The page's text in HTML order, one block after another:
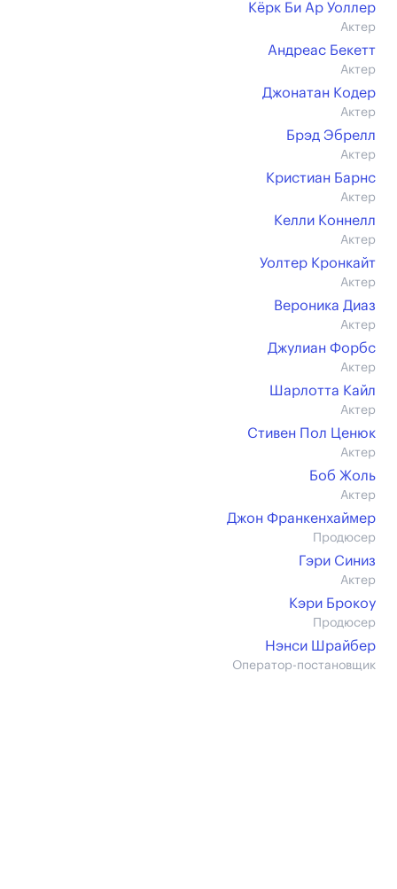
Кёрк Би Ар Уоллер
Актер
Андреас Бекетт
Актер
Джонатан Кодер
Актер
Брэд Эбрелл
Актер
Кристиан Барнс
Актер
Келли Коннелл
Актер
Уолтер Кронкайт
Актер
Вероника Диаз
Актер
Джулиан Форбс
Актер
Шарлотта Кайл
Актер
Стивен Пол Ценюк
Актер
Боб Жоль
Актер
Джон Франкенхаймер
Продюсер
Гэри Синиз
Актер
Кэри Брокоу
Продюсер
Нэнси Шрайбер
Оператор-постановщик